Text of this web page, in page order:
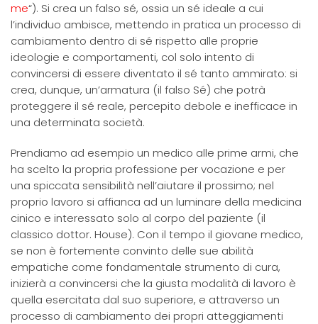
me“). Si crea un falso sé, ossia un sé ideale a cui
l’individuo ambisce, mettendo in pratica un processo di
cambiamento dentro di sé rispetto alle proprie
ideologie e comportamenti, col solo intento di
convincersi di essere diventato il sé tanto ammirato: si
crea, dunque, un’armatura (il falso Sé) che potrà
proteggere il sé reale, percepito debole e inefficace in
una determinata società.
Prendiamo ad esempio un medico alle prime armi, che
ha scelto la propria professione per vocazione e per
una spiccata sensibilità nell’aiutare il prossimo; nel
proprio lavoro si affianca ad un luminare della medicina
cinico e interessato solo al corpo del paziente (il
classico dottor. House). Con il tempo il giovane medico,
se non è fortemente convinto delle sue abilità
empatiche come fondamentale strumento di cura,
inizierà a convincersi che la giusta modalità di lavoro è
quella esercitata dal suo superiore, e attraverso un
processo di cambiamento dei propri atteggiamenti